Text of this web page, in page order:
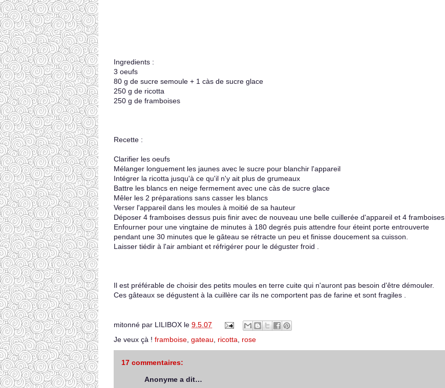
Ingredients :
3 oeufs
80 g de sucre semoule + 1 càs de sucre glace
250 g de ricotta
250 g de framboises
Recette :
Clarifier les oeufs
Mélanger longuement les jaunes avec le sucre pour blanchir l'appareil
Intégrer la ricotta jusqu'à ce qu'il n'y ait plus de grumeaux
Battre les blancs en neige fermement avec une càs de sucre glace
Mêler les 2 préparations sans casser les blancs
Verser l'appareil dans les moules à moitié de sa hauteur
Déposer 4 framboises dessus puis finir avec de nouveau une belle cuillerée d'appareil et 4 framboises
Enfourner pour une vingtaine de minutes à 180 degrés puis attendre four éteint porte entrouverte
pendant une 30 minutes que le gâteau se rétracte un peu et finisse doucement sa cuisson.
Laisser tiédir à l'air ambiant et réfrigérer pour le déguster froid .
Il est préférable de choisir des petits moules en terre cuite qui n'auront pas besoin d'être démouler.
Ces gâteaux se dégustent à la cuillère car ils ne comportent pas de farine et sont fragiles .
mitonné par LILIBOX le 9.5.07
Je veux çà ! framboise gateau ricotta rose
17 commentaires:
Anonyme a dit…